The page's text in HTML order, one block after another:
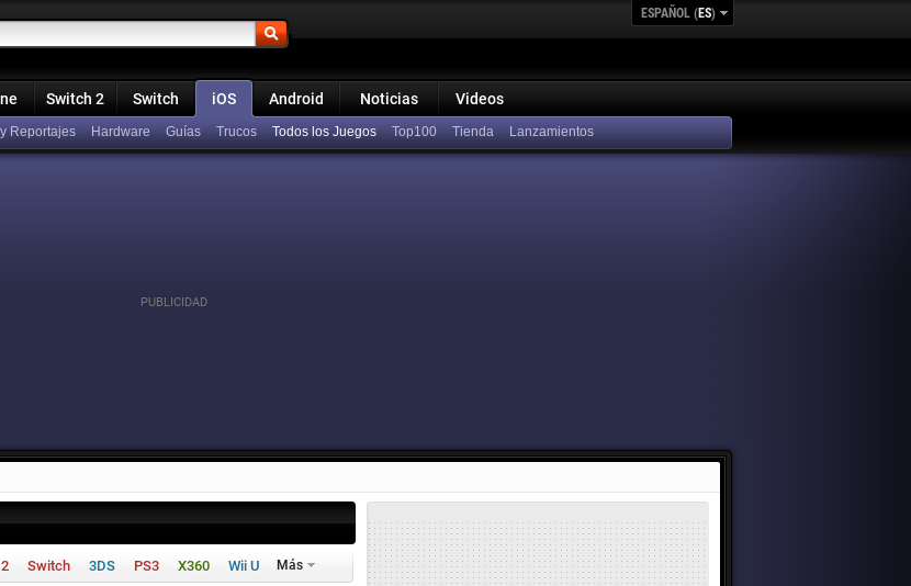
ESPAÑOL (ES)
Switch 2 Switch iOS Android Noticias Videos
Reportajes Hardware Guías Trucos Todos los Juegos Top100 Lanzamientos
Switch 3DS PS3 X360 Wii U Más